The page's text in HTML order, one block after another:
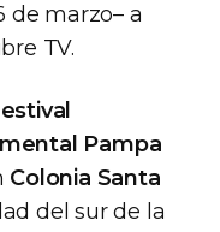
de marzo– a
TV.
Pampa
Colonia Santa
del sur de la